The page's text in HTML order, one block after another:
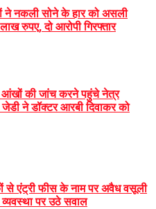
ने नकली सोने के हार को असली
रुपए, दो आरोपी गिरफ्तार
आंखों की जांच करने पहुंचे नेत्र
ने डॉक्टर आरबी दिवाकर को
से एंट्री फीस के नाम पर अवैध वसूली
व्यवस्था पर उठे सवाल